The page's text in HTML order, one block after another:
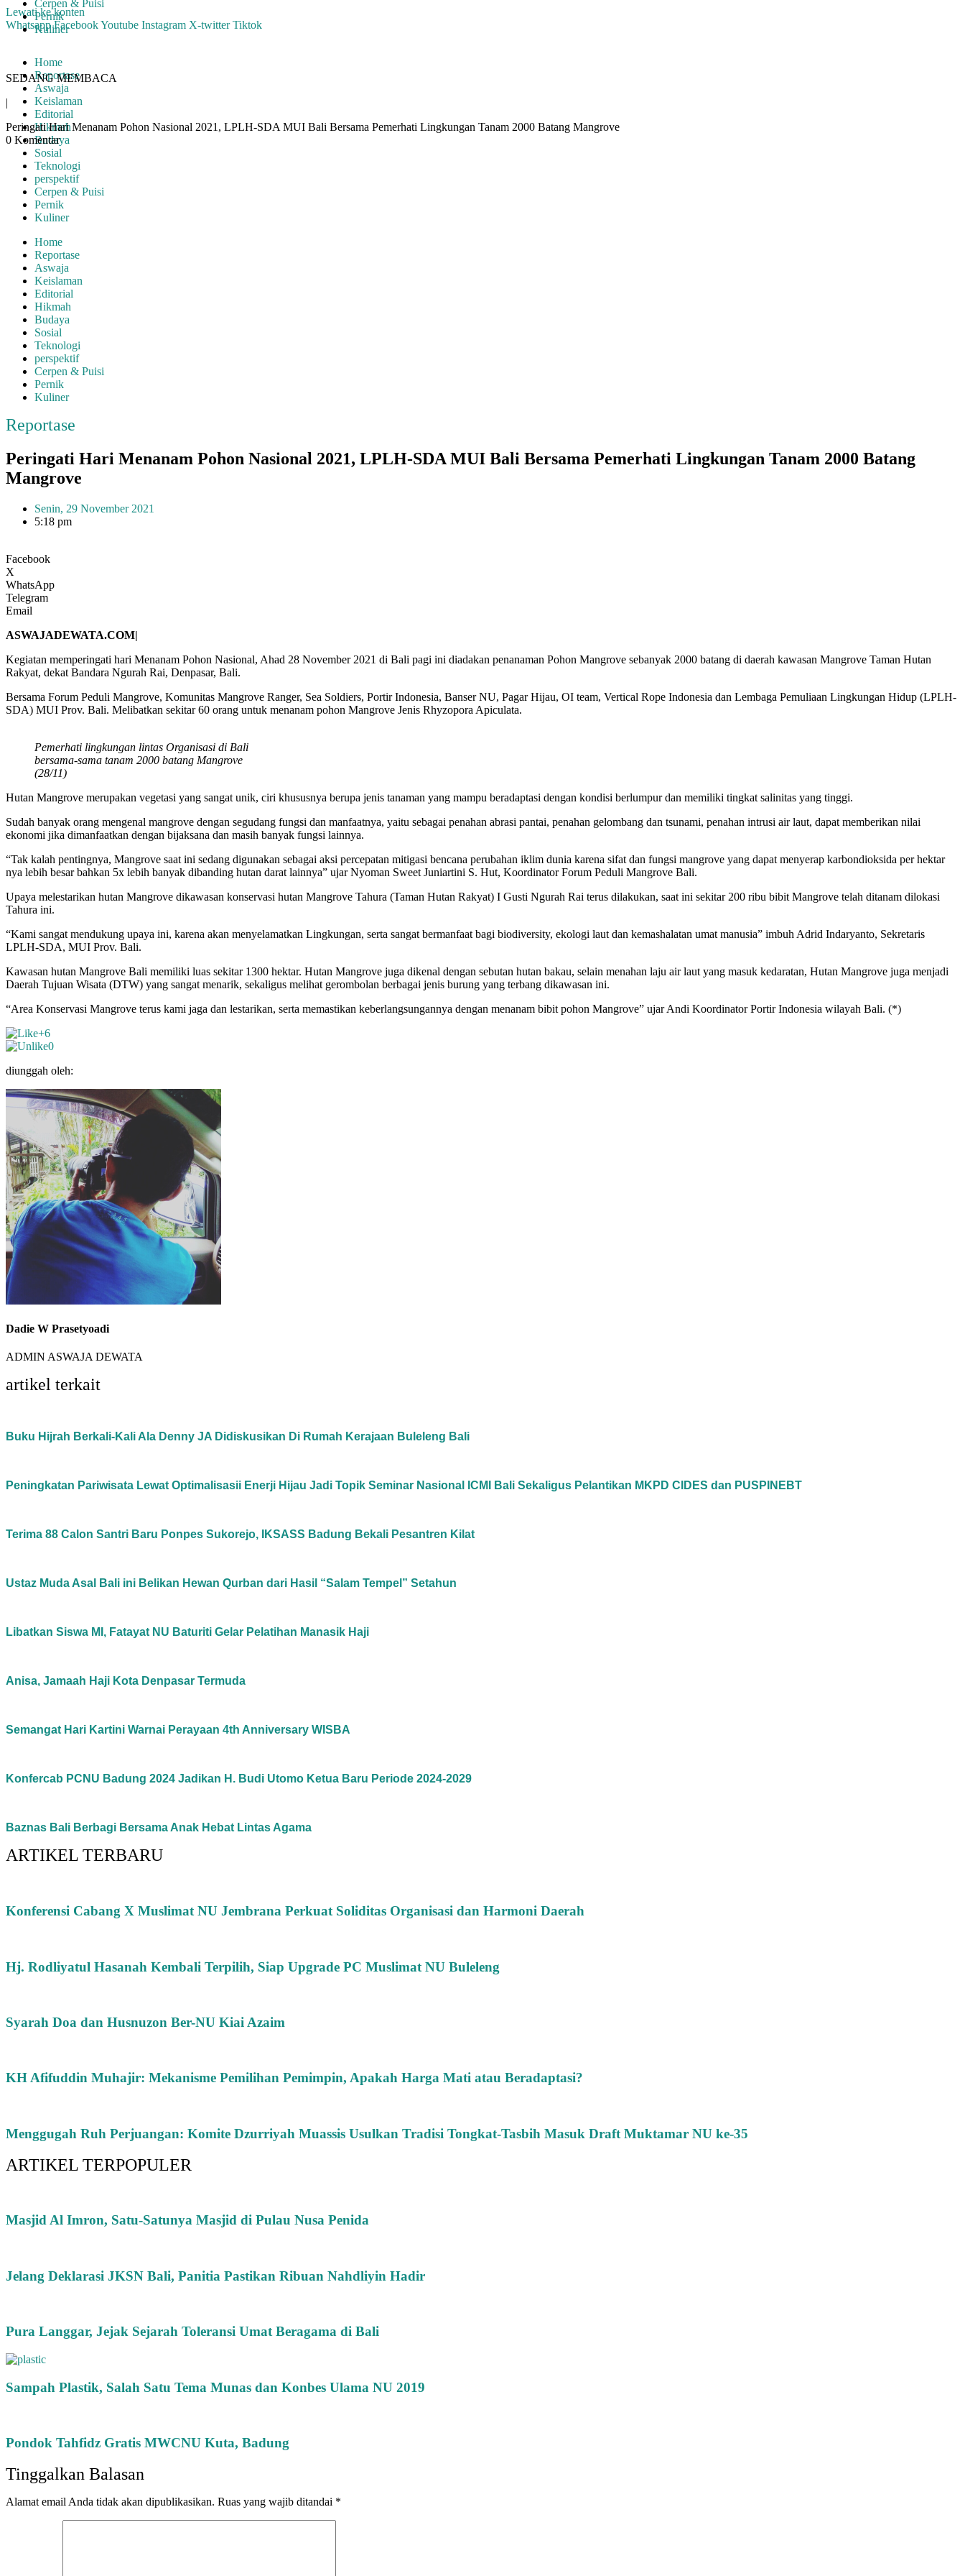
Lewati ke konten
Whatsapp FacebookYoutube Instagram X-twitter Tiktok
Home
Reportase
Aswaja
Keislaman
Editorial
Hikmah
Budaya
Sosial
Teknologi
perspektif
Cerpen & Puisi
Pernik
Kuliner
Home
Reportase
Aswaja
Keislaman
Editorial
Hikmah
Budaya
Sosial
Teknologi
perspektif
Cerpen & Puisi
Pernik
Kuliner
Cerpen & Puisi
Pernik
Kuliner
SEDANG MEMBACA
|
Peringati Hari Menanam Pohon Nasional 2021, LPLH-SDA MUI Bali Bersama Pemerhati Lingkungan Tanam 2000 Batang Mangrove
0 Komentar
Reportase
Peringati Hari Menanam Pohon Nasional 2021, LPLH-SDA MUI Bali Bersama Pemerhati Lingkungan Tanam 2000 Batang
Mangrove
Senin, 29 November 2021
5:18 pm
Facebook
X
WhatsApp
Telegram
Email
ASWAJADEWATA.COM|
Kegiatan memperingati hari Menanam Pohon Nasional, Ahad 28 November 2021 di Bali pagi ini diadakan penanaman Pohon Mangrove sebanyak 2000 batang di daerah kawasan Mangrove Taman Hutan
Rakyat, dekat Bandara Ngurah Rai, Denpasar, Bali.
Bersama Forum Peduli Mangrove, Komunitas Mangrove Ranger, Sea Soldiers, Portir Indonesia, Banser NU, Pagar Hijau, OI team, Vertical Rope Indonesia dan Lembaga Pemuliaan Lingkungan Hidup (LPLH-
SDA) MUI Prov. Bali. Melibatkan sekitar 60 orang untuk menanam pohon Mangrove Jenis Rhyzopora Apiculata.
Pemerhati lingkungan lintas Organisasi di Bali
bersama-sama tanam 2000 batang Mangrove
(28/11)
Hutan Mangrove merupakan vegetasi yang sangat unik, ciri khususnya berupa jenis tanaman yang mampu beradaptasi dengan kondisi berlumpur dan memiliki tingkat salinitas yang tinggi.
Sudah banyak orang mengenal mangrove dengan segudang fungsi dan manfaatnya, yaitu sebagai penahan abrasi pantai, penahan gelombang dan tsunami, penahan intrusi air laut, dapat memberikan nilai
ekonomi jika dimanfaatkan dengan bijaksana dan masih banyak fungsi lainnya.
“Tak kalah pentingnya, Mangrove saat ini sedang digunakan sebagai aksi percepatan mitigasi bencana perubahan iklim dunia karena sifat dan fungsi mangrove yang dapat menyerap karbondioksida per hektar
nya lebih besar bahkan 5x lebih banyak dibanding hutan darat lainnya” ujar Nyoman Sweet Juniartini S. Hut, Koordinator Forum Peduli Mangrove Bali.
Upaya melestarikan hutan Mangrove dikawasan konservasi hutan Mangrove Tahura (Taman Hutan Rakyat) I Gusti Ngurah Rai terus dilakukan, saat ini sekitar 200 ribu bibit Mangrove telah ditanam dilokasi
Tahura ini.
“Kami sangat mendukung upaya ini, karena akan menyelamatkan Lingkungan, serta sangat bermanfaat bagi biodiversity, ekologi laut dan kemashalatan umat manusia” imbuh Adrid Indaryanto, Sekretaris
LPLH-SDA, MUI Prov. Bali.
Kawasan hutan Mangrove Bali memiliki luas sekitar 1300 hektar. Hutan Mangrove juga dikenal dengan sebutan hutan bakau, selain menahan laju air laut yang masuk kedaratan, Hutan Mangrove juga menjadi
Daerah Tujuan Wisata (DTW) yang sangat menarik, sekaligus melihat gerombolan berbagai jenis burung yang terbang dikawasan ini.
“Area Konservasi Mangrove terus kami jaga dan lestarikan, serta memastikan keberlangsungannya dengan menanam bibit pohon Mangrove” ujar Andi Koordinator Portir Indonesia wilayah Bali. (*)
+6
0
diunggah oleh:
Dadie W Prasetyoadi
ADMIN ASWAJA DEWATA
artikel terkait
Buku Hijrah Berkali-Kali Ala Denny JA Didiskusikan Di Rumah Kerajaan Buleleng Bali
Peningkatan Pariwisata Lewat Optimalisasii Enerji Hijau Jadi Topik Seminar Nasional ICMI Bali Sekaligus Pelantikan MKPD CIDES dan PUSPINEBT
Terima 88 Calon Santri Baru Ponpes Sukorejo, IKSASS Badung Bekali Pesantren Kilat
Ustaz Muda Asal Bali ini Belikan Hewan Qurban dari Hasil “Salam Tempel” Setahun
Libatkan Siswa MI, Fatayat NU Baturiti Gelar Pelatihan Manasik Haji
Anisa, Jamaah Haji Kota Denpasar Termuda
Semangat Hari Kartini Warnai Perayaan 4th Anniversary WISBA
Konfercab PCNU Badung 2024 Jadikan H. Budi Utomo Ketua Baru Periode 2024-2029
Baznas Bali Berbagi Bersama Anak Hebat Lintas Agama
ARTIKEL TERBARU
Konferensi Cabang X Muslimat NU Jembrana Perkuat Soliditas Organisasi dan Harmoni Daerah
Hj. Rodliyatul Hasanah Kembali Terpilih, Siap Upgrade PC Muslimat NU Buleleng
Syarah Doa dan Husnuzon Ber-NU Kiai Azaim
KH Afifuddin Muhajir: Mekanisme Pemilihan Pemimpin, Apakah Harga Mati atau Beradaptasi?
Menggugah Ruh Perjuangan: Komite Dzurriyah Muassis Usulkan Tradisi Tongkat-Tasbih Masuk Draft Muktamar NU ke-35
ARTIKEL TERPOPULER
Masjid Al Imron, Satu-Satunya Masjid di Pulau Nusa Penida
Jelang Deklarasi JKSN Bali, Panitia Pastikan Ribuan Nahdliyin Hadir
Pura Langgar, Jejak Sejarah Toleransi Umat Beragama di Bali
Sampah Plastik, Salah Satu Tema Munas dan Konbes Ulama NU 2019
Pondok Tahfidz Gratis MWCNU Kuta, Badung
Tinggalkan Balasan
Alamat email Anda tidak akan dipublikasikan. Ruas yang wajib ditandai *